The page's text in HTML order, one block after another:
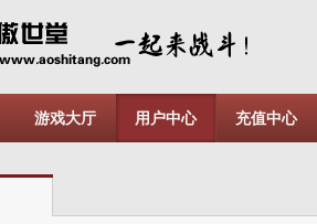
游戏大厅 用户中心 充值中心